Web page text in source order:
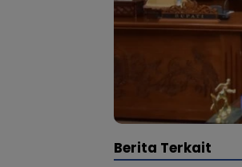
Berita Terkait